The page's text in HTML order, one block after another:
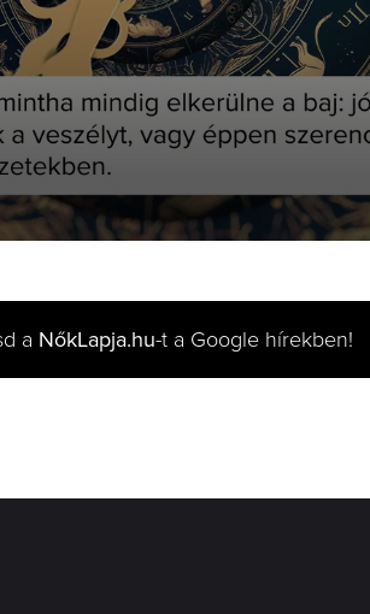
a NőkLapja.hu-t a Google hírekben!